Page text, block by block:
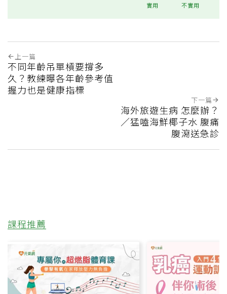
實用 不實用
上一篇
不同年齡吊單槓要撐多
久？教練曝各年齡參考值
握力也是健康指標
下一篇
海外旅遊生病 怎麼辦？
／猛嗑海鮮椰子水 腹痛
腹瀉送急診
課程推薦